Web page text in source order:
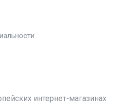
интернет-магазинах